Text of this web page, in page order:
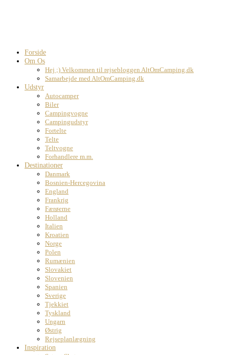
Forside
Om Os
Hej ;) Velkommen til rejsebloggen AltOmCamping.dk
Samarbejde med AltOmCamping.dk
Udstyr
Autocamper
Biler
Campingvogne
Campingudstyr
Fortelte
Telte
Teltvogne
Forhandlere m.m.
Destinationer
Danmark
Bosnien-Hercegovina
England
Frankrig
Færøerne
Holland
Italien
Kroatien
Norge
Polen
Rumænien
Slovakiet
Slovenien
Spanien
Sverige
Tjekkiet
Tyskland
Ungarn
Østrig
Rejseplanlægning
Inspiration